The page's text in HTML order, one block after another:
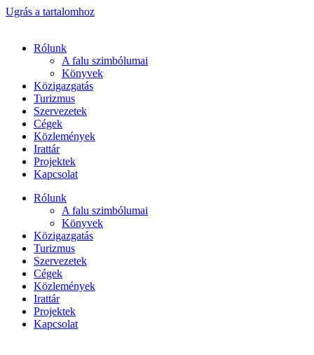
Ugrás a tartalomhoz
Rólunk
A falu szimbólumai
Könyvek
Közigazgatás
Turizmus
Szervezetek
Cégek
Közlemények
Irattár
Projektek
Kapcsolat
Rólunk
A falu szimbólumai
Könyvek
Közigazgatás
Turizmus
Szervezetek
Cégek
Közlemények
Irattár
Projektek
Kapcsolat